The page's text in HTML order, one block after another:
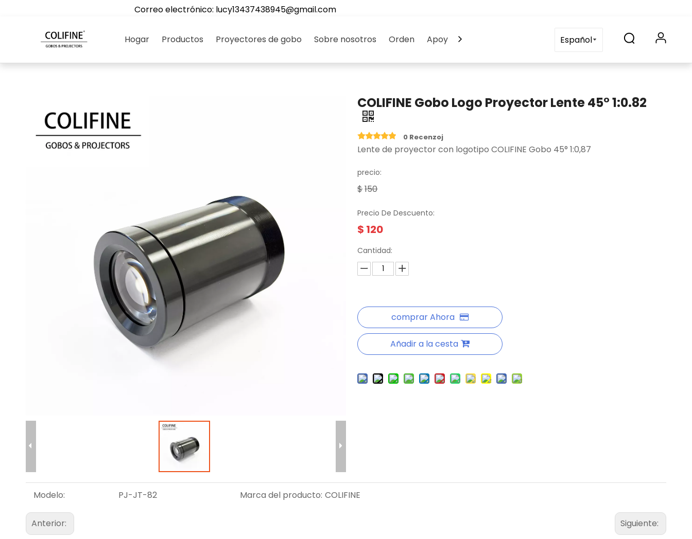
Correo electrónico: lucy13437438945@gmail.com
Hogar Productos Proyectores de gobo Sobre nosotros Orden Apoyo Contáctenos blog Preguntas
Español
COLIFINE Gobo Logo Proyector Lente 45° 1:0.82
0 Recenzoj
Lente de proyector con logotipo COLIFINE Gobo 45° 1:0,87
precio:
$150
Precio De Descuento:
$ 120
Cantidad:
comprar Ahora
Añadir a la cesta
Modelo: PJ-JT-82 Marca del producto: COLIFINE
Anterior: Siguiente: